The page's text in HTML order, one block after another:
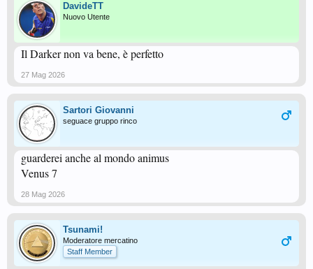
DavideTT
Nuovo Utente
Il Darker non va bene, è perfetto
27 Mag 2026
Sartori Giovanni
seguace gruppo rinco
guarderei anche al mondo animus
Venus 7
28 Mag 2026
Tsunami!
Moderatore mercatino
Staff Member